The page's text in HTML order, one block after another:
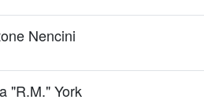
Nencini
"R.M." York